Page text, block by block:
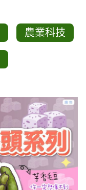
農業科技